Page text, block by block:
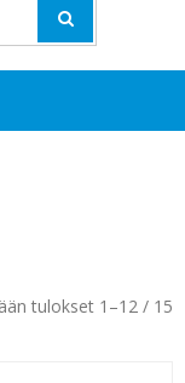
tulokset 1–12 / 15